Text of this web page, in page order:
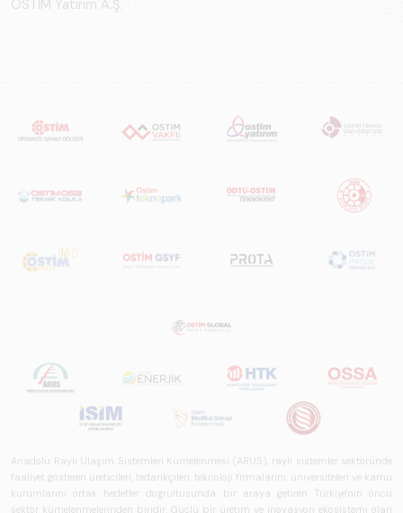
OSTİM Yatırım A.Ş.
Anadolu Raylı Ulaşım Sistemleri Kümelenmesi (ARUS), raylı sistemler sektöründe
faaliyet gösteren üreticileri, tedarikçileri, teknoloji firmalarını, üniversiteleri ve kamu
kurumlarını ortak hedefler doğrultusunda bir araya getiren Türkiye'nin öncü
sektör kümelenmelerinden biridir. Güçlü bir üretim ve inovasyon ekosistemi olan